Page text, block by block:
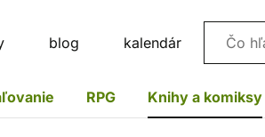
blog kalendár
RPG Knihy a komiksy